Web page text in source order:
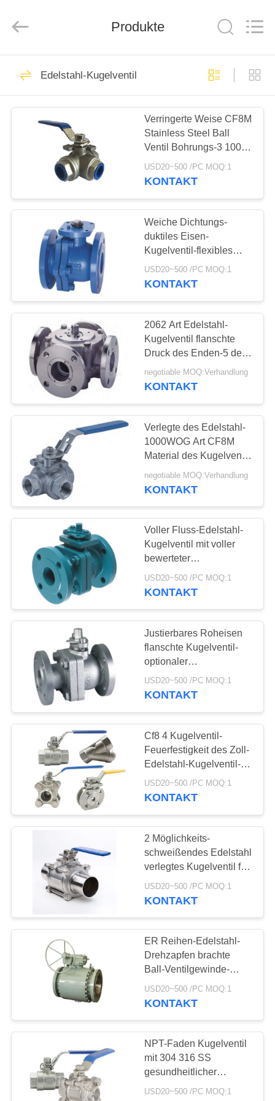
HAUSE
PRODUKTE
WERKSBESICHTIGUNG
QUALITÄTSKONTROLLE
KONTAKT
MIT
UNS
NEUIGKEITEN
BITTE UM
EIN
ANGEBOT
SITEMAP
DATENSCHUTZERKLÄRUNG
Ltd..
Gas-Druckregler
Fisher Gas
Regulator
44
Differenzdruckgeber
DSC-Dampfentlüfter
15
Edelstahl-
Kugelventil
Wasserschieber
18
Edelstahlkugelventil
8
WasserDrosselventil
Produkte
Edelstahl-Kugelventil
Verringerte Weise CF8M
Stainless Steel Ball
Ventil Bohrungs-3 1000
P/in mit Faden-
Verbindung
USD20~500 /PC MOQ:1
KONTAKT
Weiche Dichtungs-
duktiles Eisen-
Kugelventil-flexibles
wasserundurchlässiges
Steuerung- des
USD20~500 /PC MOQ:1
KONTAKT
2062 Art Edelstahl-
Kugelventil flanschte
Druck des Enden-5 der
Weisen-150LB
negotiable MOQ:Verhandlung
KONTAKT
Verlegte des Edelstahl-
1000WOG Art CF8M
Material des Kugelventil-
2057N
negotiable MOQ:Verhandlung
KONTAKT
Voller Fluss-Edelstahl-
Kugelventil mit voller
bewerteter
bidirektionaler
Absperrvorrichtungs-
USD20~500 /PC MOQ:1
KONTAKT
Justierbares Roheisen
flanschte Kugelventil-
optionaler
verschließbarer Griff des
Kugelventil-2pc
USD20~500 /PC MOQ:1
KONTAKT
Cf8 4 Kugelventil-
Feuerfestigkeit des Zoll-
Edelstahl-Kugelventil-
316 SS
USD20~500 /PC MOQ:1
KONTAKT
2 Möglichkeits-
schweißendes Edelstahl
verlegtes Kugelventil für
Gas und Wasser
USD20~500 /PC MOQ:1
KONTAKT
ER Reihen-Edelstahl-
Drehzapfen brachte
Ball-Ventilgewinde-
Verbindungsart an
USD20~500 /PC MOQ:1
KONTAKT
NPT-Faden Kugelventil
mit 304 316 SS
gesundheitlicher
kompakter mit
USD20~500 /PC MOQ:1